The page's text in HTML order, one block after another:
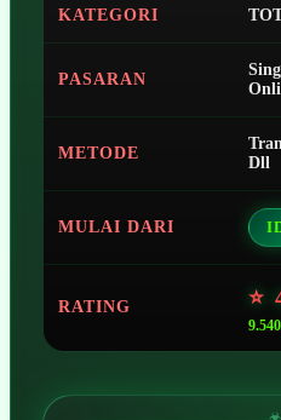
KATEGORI
PASARAN
METODE
Dll
MULAI DARI
RATING ⭐